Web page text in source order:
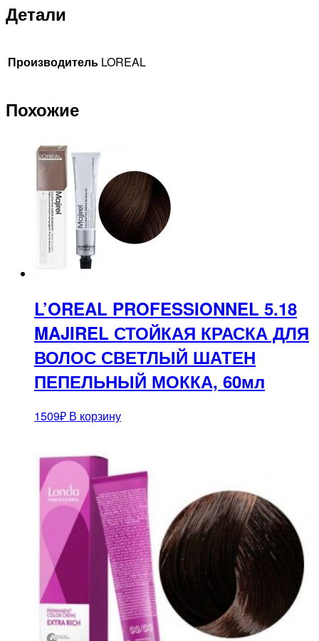
Детали
Производитель LOREAL
Похожие
L’OREAL PROFESSIONNEL 5.18
MAJIREL СТОЙКАЯ КРАСКА ДЛЯ
ВОЛОС СВЕТЛЫЙ ШАТЕН
ПЕПЕЛЬНЫЙ МОККА, 60мл
1509₽ В корзину